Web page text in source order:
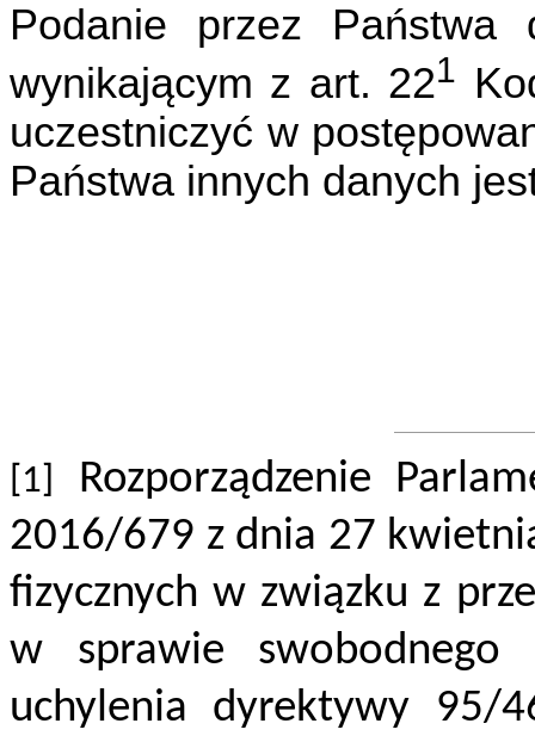
Podanie przez Państwa
wynikającym z art. 221
uczestniczyć w
Państwa innych danych
[1] Rozporządzenie
2016/679 z dnia 27
fizycznych w związku z
w sprawie swobodnego
uchylenia dyrektywy 95/